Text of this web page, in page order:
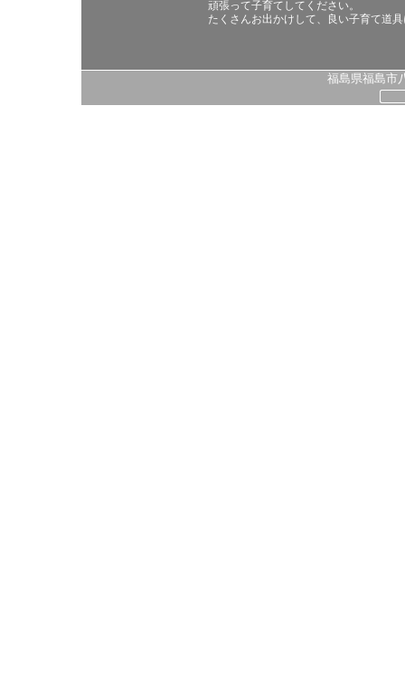
頑張って子育てしてください。
たくさんお出かけして、良い子育て道
福島県福島市